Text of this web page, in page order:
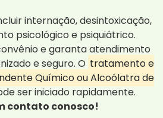
internação, desintoxicação,
psicológico e psiquiátrico.
e garanta atendimento
e seguro. O tratamento e
Químico ou Alcoólatra de
ser iniciado rapidamente.
contato conosco!